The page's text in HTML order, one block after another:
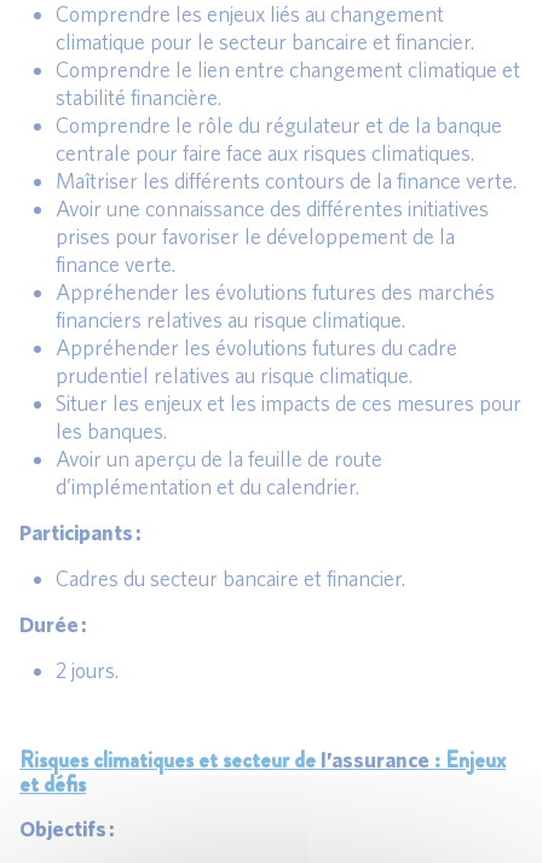
Comprendre les enjeux liés au changement
climatique pour le secteur bancaire et financier.
Comprendre le lien entre changement climatique et
stabilité financière.
Comprendre le rôle du régulateur et de la banque
centrale pour faire face aux risques climatiques.
Maîtriser les différents contours de la finance verte.
Avoir une connaissance des différentes initiatives
prises pour favoriser le développement de la
finance verte.
Appréhender les évolutions futures des marchés
financiers relatives au risque climatique.
Appréhender les évolutions futures du cadre
prudentiel relatives au risque climatique.
Situer les enjeux et les impacts de ces mesures pour
les banques.
Avoir un aperçu de la feuille de route
d’implémentation et du calendrier.
Participants :
Cadres du secteur bancaire et financier.
Durée :
2 jours.
Risques climatiques et secteur del’assurance: Enjeux
et défis
Objectifs :